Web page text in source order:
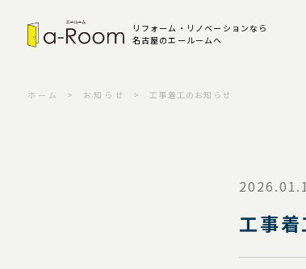
リフォーム・リノベーションなら
名古屋のエールームへ
ホーム お知らせ 工事着工のお知らせ
工事